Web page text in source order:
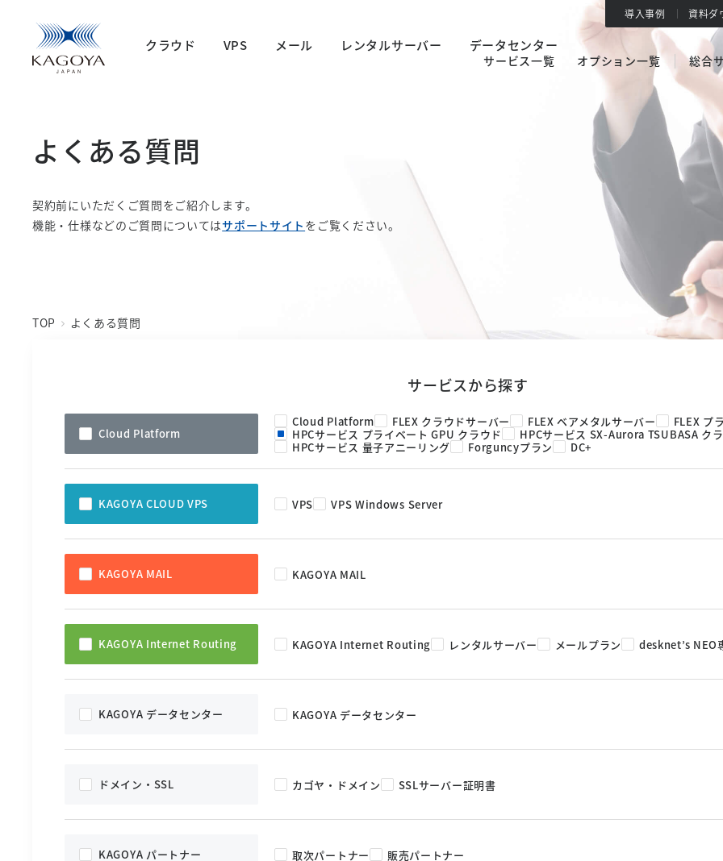
よくある質問
契約前にいただくご質問をご紹介します。
機能・仕様などのご質問についてはサポートサイト をご覧ください。
TOP よくある質問
サービスから探す
Cloud Platform
Cloud Platform FLEX クラウドサーバー FLEX ベアメタルサーバー
FLEX プ
HPCサービス プライベート GPU クラウド
HPCサービス SX-Aurora TSUBASA ク
HPCサービス 量子アニーリング
Forguncyプラン DC+
KAGOYA CLOUD VPS VPS VPS Windows Server
KAGOYA MAIL KAGOYA MAIL
KAGOYA Internet Routing KAGOYA Internet Routing レンタルサーバー メールプラン desknet’s NEO
KAGOYA データセンター KAGOYA データセンター
ドメイン・SSL カゴヤ・ドメイン SSLサーバー証明書
KAGOYA パートナー 取次パートナー 販売パートナー
クラウド VPS メール レンタルサーバー データセンター
導入事例 資料ダ
サービス一覧 オプション一覧 総合